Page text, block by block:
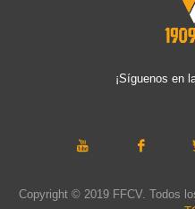
¡Síguenos en
Copyright © 2019 FFCV. Todos